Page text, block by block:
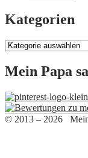
Kategorien
Kategorien
Mein Papa
© 2013 – 2026